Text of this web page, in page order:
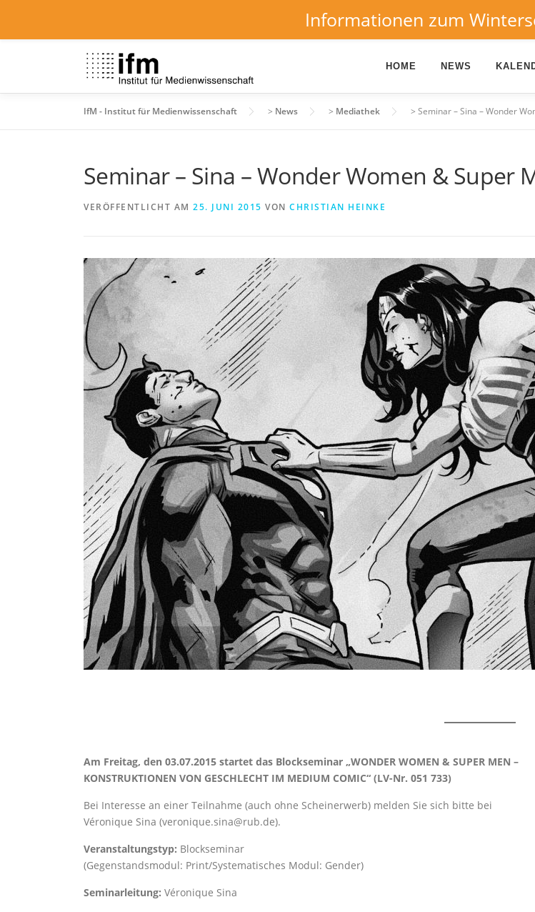
HOME NEWS
IfM - Institut für Medienwissenschaft > News > Mediathek > Seminar – Sina – Wonder
Seminar – Sina – Wonder Women & Super
VERÖFFENTLICHT AM 25. JUNI 2015 VON CHRISTIAN HEINKE
Am Freitag, den 03.07.2015 startet das Blockseminar „WONDER WOMEN & SUPER MEN –
KONSTRUKTIONEN VON GESCHLECHT IM MEDIUM COMIC“ (LV-Nr. 051 733)
Bei Interesse an einer Teilnahme (auch ohne Scheinerwerb) melden Sie sich bitte bei
Véronique Sina (veronique.sina@rub.de).
Veranstaltungstyp: Blockseminar
(Gegenstandsmodul: Print/Systematisches Modul: Gender)
Seminarleitung: Véronique Sina
Informationen zum